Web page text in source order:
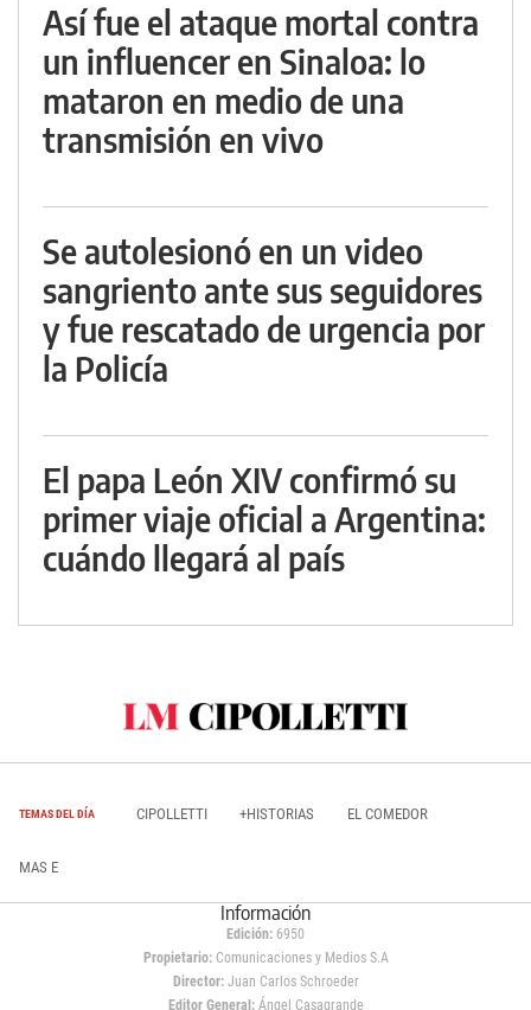
Así fue el ataque mortal contra
un influencer en Sinaloa: lo
mataron en medio de una
transmisión en vivo
Se autolesionó en un video
sangriento ante sus seguidores
y fue rescatado de urgencia por
la Policía
El papa León XIV confirmó su
primer viaje oficial a Argentina:
cuándo llegará al país
TEMAS DEL DÍA CIPOLLETTI +HISTORIAS EL COMEDOR
MAS E
Información
Edición: 6950
Propietario:Comunicaciones y Medios S.A
Director: Juan Carlos Schroeder
Editor General:Ángel Casagrande